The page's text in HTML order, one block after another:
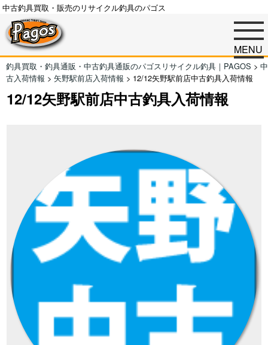
中古釣具買取・販売のリサイクル釣具のパゴス
MENU
釣具買取・釣具通販・中古釣具通販のパゴスリサイクル釣具｜PAGOS > 中
古入荷情報 > 矢野駅前店入荷情報 > 12/12矢野駅前店中古釣具入荷情報
12/12矢野駅前店中古釣具入荷情報